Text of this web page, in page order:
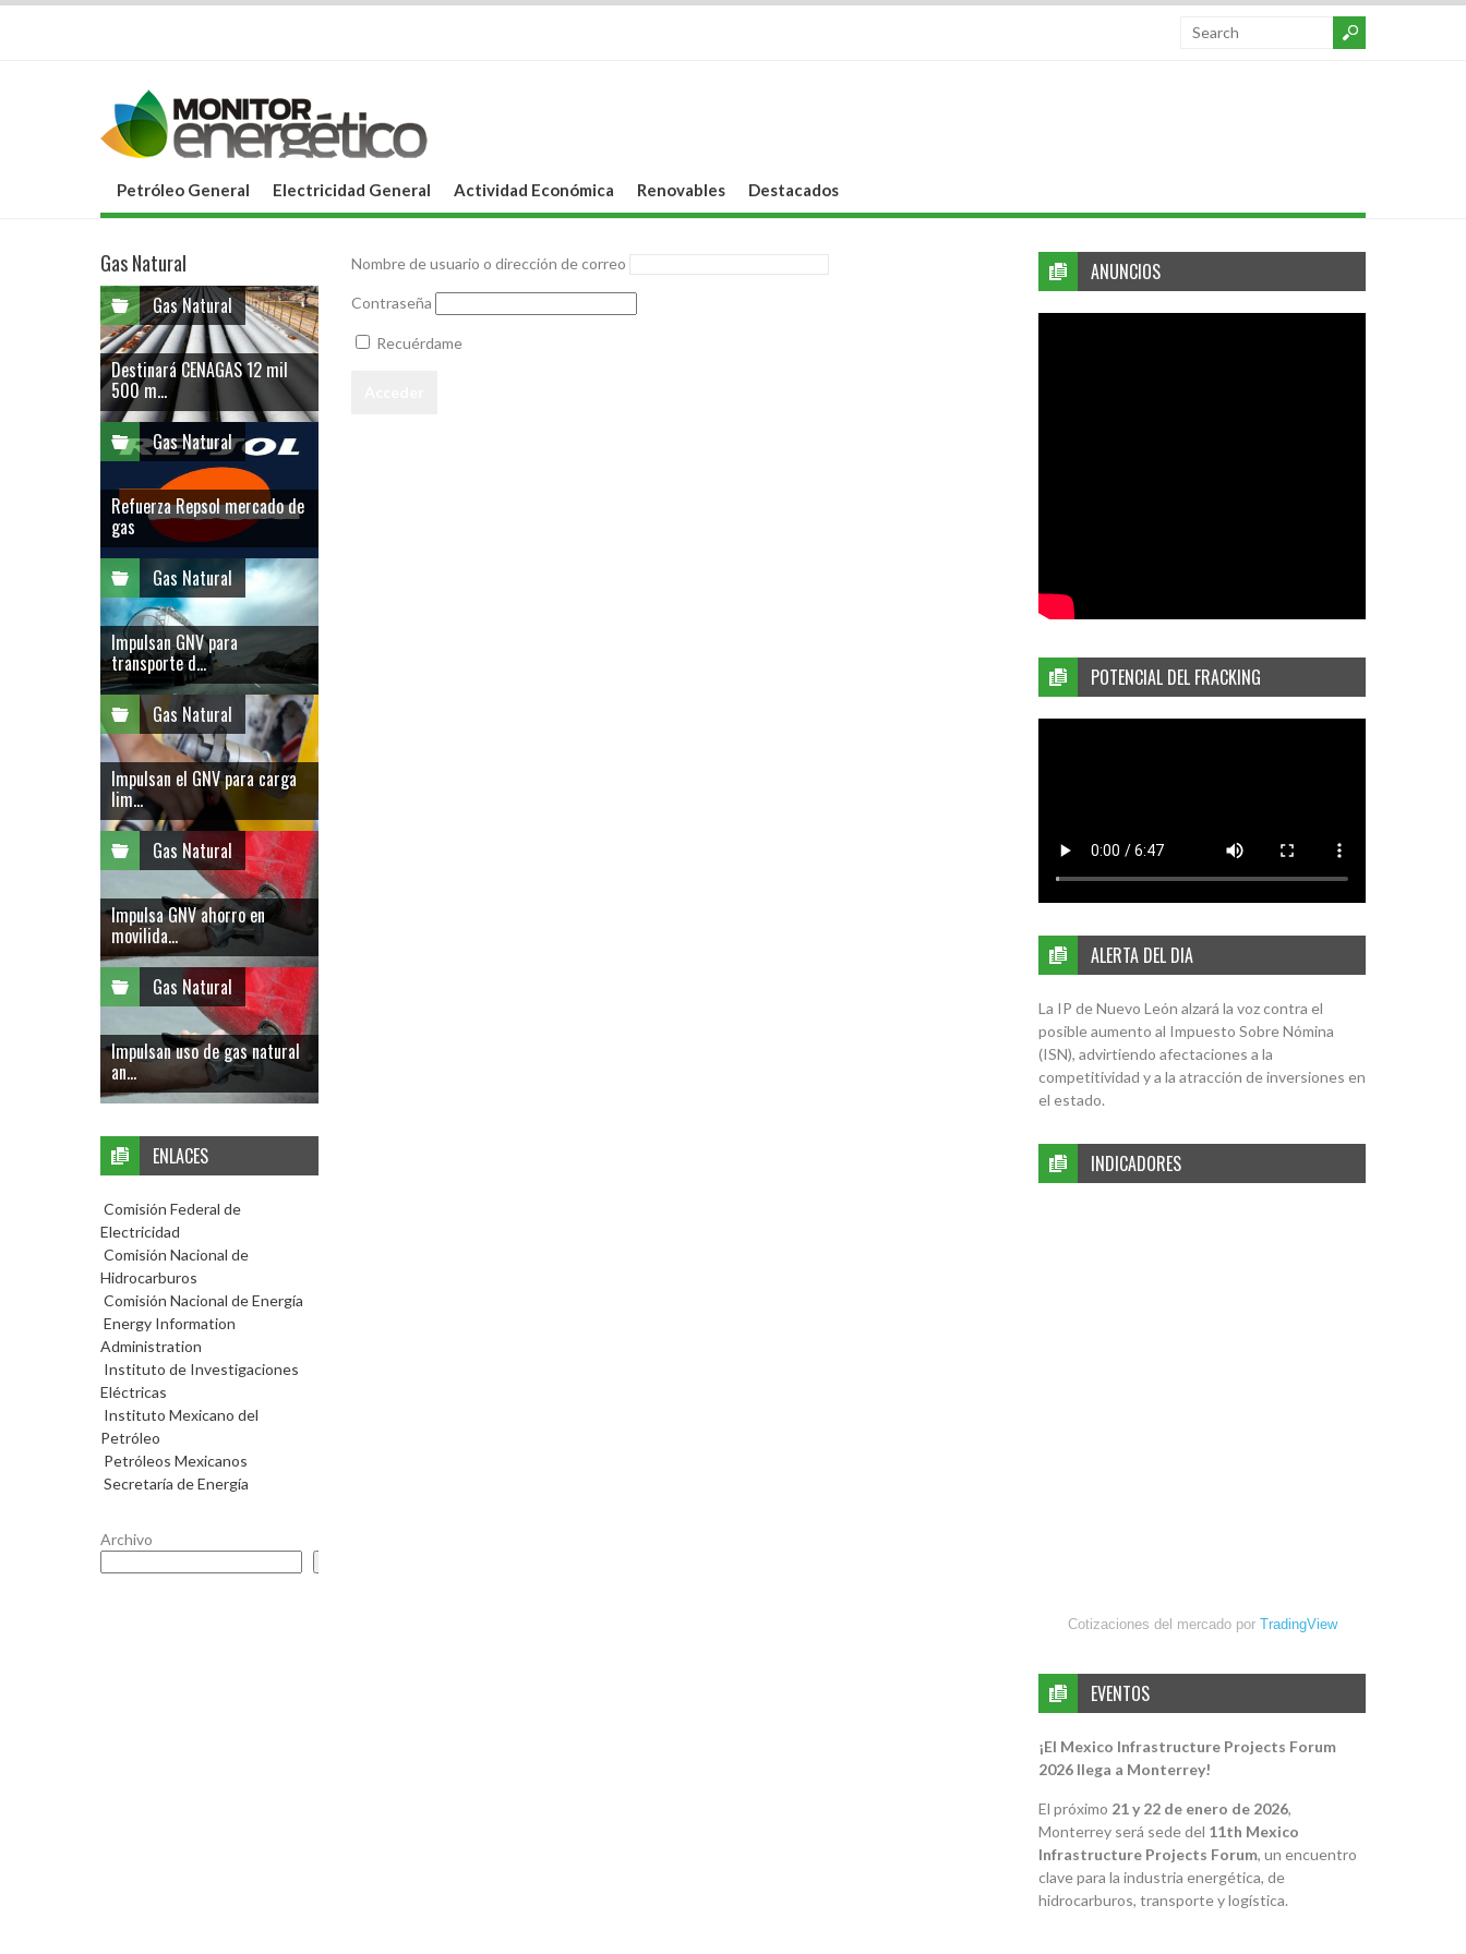
Petróleo General Electricidad General Actividad Económica Renovables Destacados
Nombre de usuario o dirección de correo
Contraseña
Recuérdame
ANUNCIOS
POTENCIAL DEL FRACKING
ALERTA DEL DIA
La IP de Nuevo León alzará la voz contra el
posible aumento al Impuesto Sobre Nómina
(ISN), advirtiendo afectaciones a la
competitividad y a la atracción de inversiones en
el estado.
INDICADORES
Cotizaciones del mercado por TradingView
EVENTOS
¡El Mexico Infrastructure Projects Forum
2026 llega a Monterrey!
El próximo 21 y 22 de enero de 2026,
Monterrey será sede del 11th Mexico
Infrastructure Projects Forum, un encuentro
clave para la industria energética, de
hidrocarburos, transporte y logística.
Gas Natural
Gas Natural
Destinará CENAGAS 12 mil
500 m...
Gas Natural
Refuerza Repsol mercado de
gas
Gas Natural
Impulsan GNV para
transporte d...
Gas Natural
Impulsan el GNV para carga
lim...
Gas Natural
Impulsa GNV ahorro en
movilida...
Gas Natural
Impulsan uso de gas natural
an...
ENLACES
Comisión Federal de
Electricidad
Comisión Nacional de
Hidrocarburos
Comisión Nacional de Energía
Energy Information
Administration
Instituto de Investigaciones
Eléctricas
Instituto Mexicano del
Petróleo
Petróleos Mexicanos
Secretaría de Energía
Archivo